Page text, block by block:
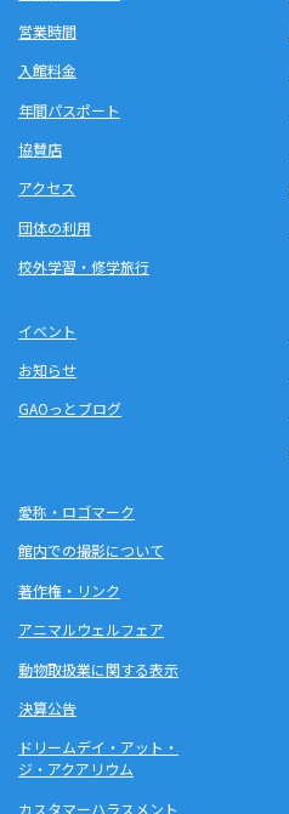
営業時間
入館料金
年間パスポート
協賛店
アクセス
団体の利用
校外学習・修学旅行
イベント
お知らせ
GAOっとブログ
愛称・ロゴマーク
館内での撮影について
著作権・リンク
アニマルウェルフェア
動物取扱業に関する表示
決算公告
ドリームデイ・アット・
ジ・アクアリウム
カスタマーハラスメント